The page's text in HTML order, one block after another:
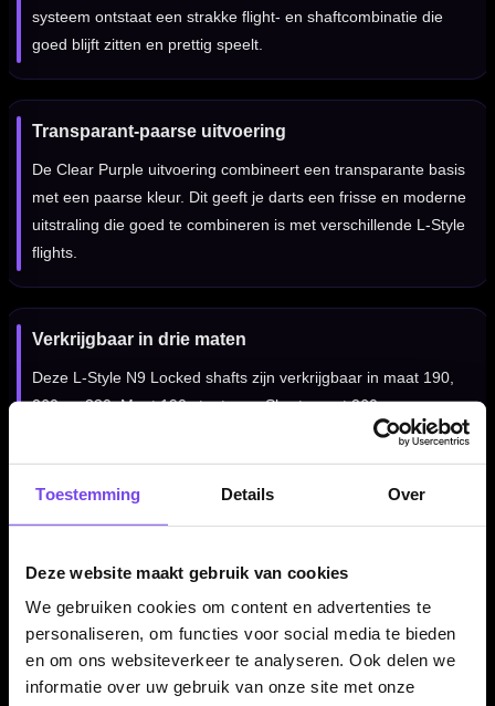
Toestemming Details Over
Deze website maakt gebruik van cookies
We gebruiken cookies om content en advertenties te
personaliseren, om functies voor social media te bieden
en om ons websiteverkeer te analyseren. Ook delen we
informatie over uw gebruik van onze site met onze
systeem ontstaat een strakke flight- en shaftcombinatie die
goed blijft zitten en prettig speelt.
Transparant-paarse uitvoering
De Clear Purple uitvoering combineert een transparante basis
met een paarse kleur. Dit geeft je darts een frisse en moderne
uitstraling die goed te combineren is met verschillende L-Style
flights.
Verkrijgbaar in drie maten
Deze L-Style N9 Locked shafts zijn verkrijgbaar in maat 190,
260 en 330. Maat 190 staat voor Short, maat 260 voor
Inbetween en maat 330 voor Medium. De lengtes zijn 33 mm,
40 mm en 47 mm, gemeten exclusief schroefdraad.
De L-Style N9 Locked Shafts Clear Purple worden geleverd
per set van drie stuks. Daarmee heb je direct genoeg shafts
voor één complete set dartpijlen.